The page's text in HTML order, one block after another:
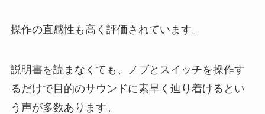
操作の直感性も高く評価されています。
説明書を読まなくても、ノブとスイッチを操作す
るだけで目的のサウンドに素早く辿り着けるとい
う声が多数あります。